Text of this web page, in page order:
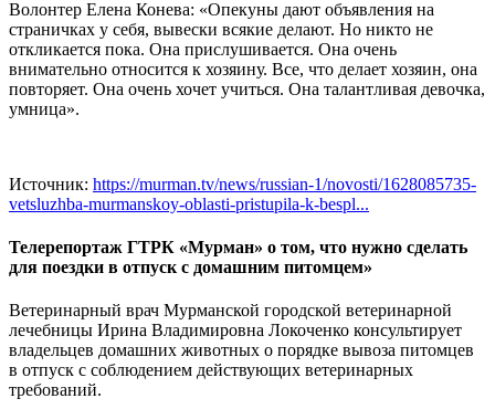
Волонтер Елена Конева: «Опекуны дают объявления на
страничках у себя, вывески всякие делают. Но никто не
откликается пока. Она прислушивается. Она очень
внимательно относится к хозяину. Все, что делает хозяин, она
повторяет. Она очень хочет учиться. Она талантливая девочка,
умница».
Источник: https://murman.tv/news/russian-1/novosti/1628085735-
vetsluzhba-murmanskoy-oblasti-pristupila-k-bespl...
Телерепортаж ГТРК «Мурман» о том, что нужно сделать
для поездки в отпуск с домашним питомцем»
Ветеринарный врач Мурманской городской ветеринарной
лечебницы Ирина Владимировна Локоченко консультирует
владельцев домашних животных о порядке вывоза питомцев
в отпуск с соблюдением действующих ветеринарных
требований.